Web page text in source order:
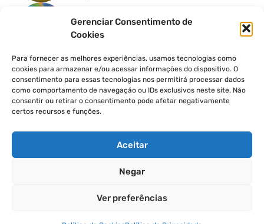
Gerenciar Consentimento de
Cookies
Para fornecer as melhores experiências, usamos tecnologias como
cookies para armazenar e/ou acessar informações do dispositivo. O
consentimento para essas tecnologias nos permitirá processar dados
como comportamento de navegação ou IDs exclusivos neste site. Não
consentir ou retirar o consentimento pode afetar negativamente
certos recursos e funções.
Aceitar
Negar
Ver preferências
3 Técnicas De Gratidão
Para Iniciantes
Os Inúmeros Benefícios Da
Meditação Para A Saúde
Mental
REFLEXÕES DIÁRIAS
Como Iniciar Um Diário De
POLÍTICA DE PRIVACIDADE